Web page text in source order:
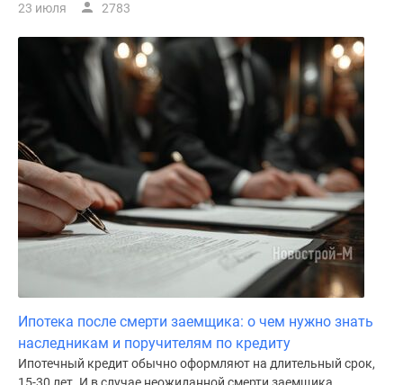
23 июля 2783
Ипотека после смерти заемщика: о чем нужно знать
наследникам и поручителям по кредиту
Ипотечный кредит обычно оформляют на длительный срок,